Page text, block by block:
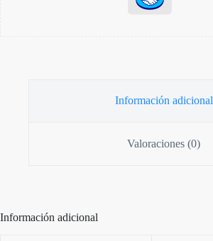
Información adicional
Valoraciones (0)
Información adicional